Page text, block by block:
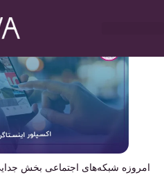
امروزه شبکه‌های اجتماعی بخش